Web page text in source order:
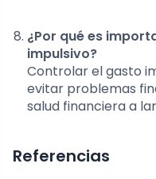
¿Por qué es
impulsivo?
Controlar el gasto
evitar problemas
salud financiera a
Referencias